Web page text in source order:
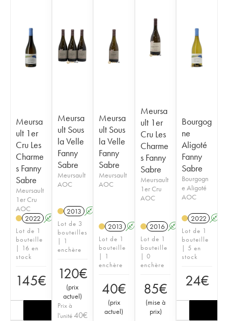
Meursa
ult 1er
Cru Les
Charme
s Fanny
Sabre
Meursault
1er Cru
AOC
2022 A
Lot de 1
bouteille
| 16 en
stock
145€
Meursa
ult Sous
la Velle
Fanny
Sabre
Meursault
AOC
2013 A
Lot de 3
bouteilles
| 1
enchère
120€
(prix
actuel)
Prix à
l'unité 40€
Meursa
ult Sous
la Velle
Fanny
Sabre
Meursault
AOC
2013 A
Lot de 1
bouteille
| 1
enchère
40€
(prix
actuel)
Meursa
ult 1er
Cru Les
Charme
s Fanny
Sabre
Meursault
1er Cru
AOC
2016 A
Lot de 1
bouteille
| 0
enchère
85€
(mise à
prix)
Bourgog
ne
Aligoté
Fanny
Sabre
Bourgogn
e Aligoté
AOC
2022 A
Lot de 1
bouteille
| 5 en
stock
24€